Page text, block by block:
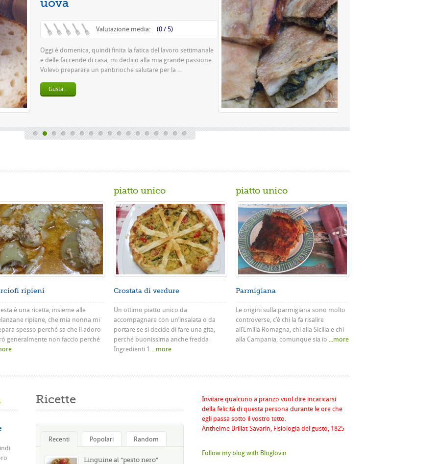
Valutazione media: (0 / 5)
Questa è una pizza famosissima a Napoli Ingredienti Per la
pasta 500 g di farina rimacinata a pietra 0 10 g di lievito di
ripieni
è una ricetta, insieme alle
ripiene, che mia nonna mi
spesso perché sa che li adoro
generalmente non faccio perché
piatto unico
Crostata di verdure
Un ottimo piatto unico da
accompagnare con un’insalata o da
portare se si decide di fare una gita,
perché buonissima anche fredda
Ingredienti 1 ...more
piatto unico
Parmigiana
Le origini sulla parmigiana sono molto
controverse, c’è chi la fa risalire
all’Emilia Romagna, chi alla Sicilia e chi
alla Campania, comunque sia io ...more
Ricette
Recenti Popolari Random
Linguine al “pesto nero”
Invitare qualcuno a pranzo vuol dire incaricarsi
della felicità di questa persona durante le ore che
egli passa sotto il vostro tetto.
Anthelme Brillat-Savarin, Fisiologia del gusto, 1825
Follow my blog with Bloglovin